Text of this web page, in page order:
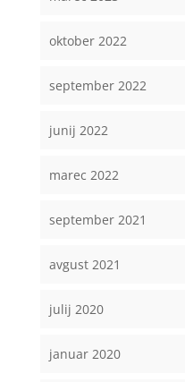
oktober 2022
september 2022
junij 2022
marec 2022
september 2021
avgust 2021
julij 2020
januar 2020